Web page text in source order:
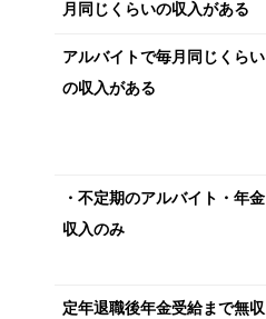
月同じくらいの収入がある
アルバイトで毎月同じくらい
の収入がある
・不定期のアルバイト・年金
収入のみ
定年退職後年金受給まで無収